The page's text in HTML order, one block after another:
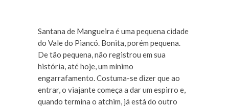
Santana de Mangueira é uma pequena cidade
do Vale do Piancó. Bonita, porém pequena.
De tão pequena, não registrou em sua
história, até hoje, um mínimo
engarrafamento. Costuma-se dizer que ao
entrar, o viajante começa a dar um espirro e,
quando termina o atchim, já está do outro